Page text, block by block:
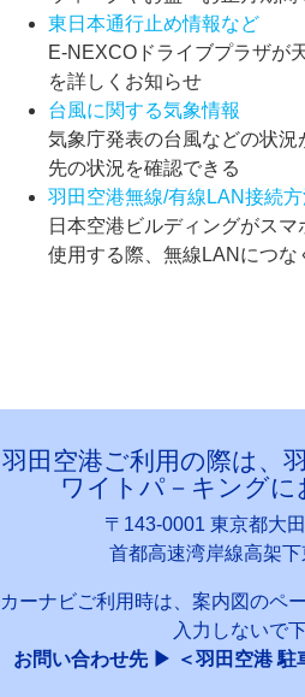
東日本通行止め情報など
E-NEXCOドライブプラザが
を詳しくお知らせ
台風に関する気象情報
気象庁発表の台風などの状
先の状況を確認できる
羽田空港無線/有線LAN接続
日本空港ビルディングがス
使用する際、無線LANにつな
羽田空港ご利用の際は、
ワイトパ－キングに
〒143-0001 東京都大
首都高速湾岸線高架
カーナビご利用時は、案内図のペ
入力しないで
お問い合わせ先 ▶ ＜羽田空港 駐